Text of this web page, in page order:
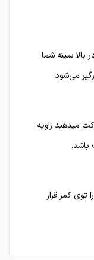
در بالا سینه شما
میدهید زاویه
کمر قرار